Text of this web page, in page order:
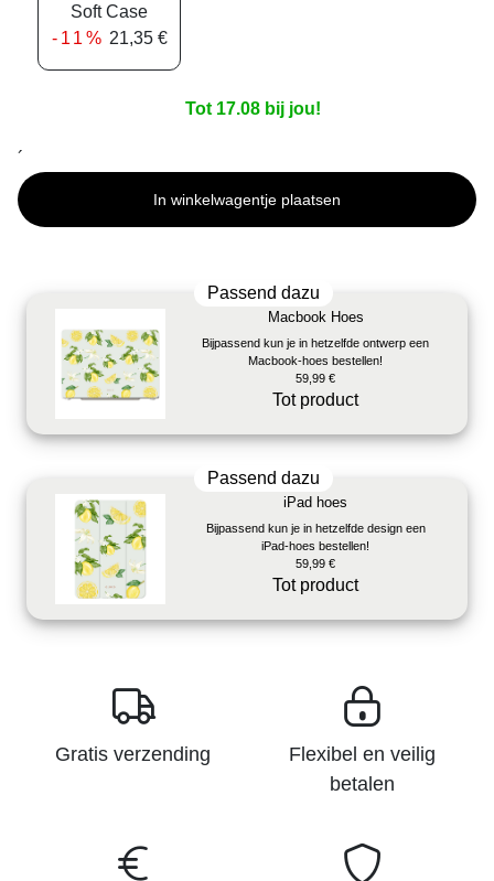
Soft Case
-11% 21,35 €
Tot 17.08 bij jou!
´
In winkelwagentje plaatsen
Passend dazu
Macbook Hoes
Bijpassend kun je in hetzelfde ontwerp een
Macbook-hoes bestellen!
59,99 €
Tot product
Passend dazu
iPad hoes
Bijpassend kun je in hetzelfde design een
iPad-hoes bestellen!
59,99 €
Tot product
Gratis verzending
Flexibel en veilig
betalen